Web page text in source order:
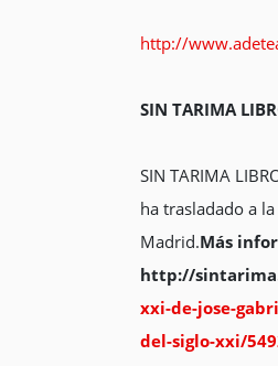
http://
SIN TARIMA
SIN TARIMA
ha trasladado a
Madrid.Más
http://
xxi-de-jose-
del-siglo-xxi/